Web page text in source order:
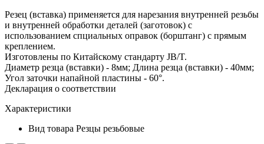
Резец (вставка) применяется для нарезания внутренней резьбы
и внутренней обработки деталей (заготовок) с
использованием спциальных оправок (борштанг) с прямым
креплением.
Изготовлены по Китайскому стандарту JB/T.
Диаметр резца (вставки) - 8мм; Длина резца (вставки) - 40мм;
Угол заточки напайной пластины - 60°.
Декларация о соответствии
Характеристики
Вид товара Резцы резьбовые